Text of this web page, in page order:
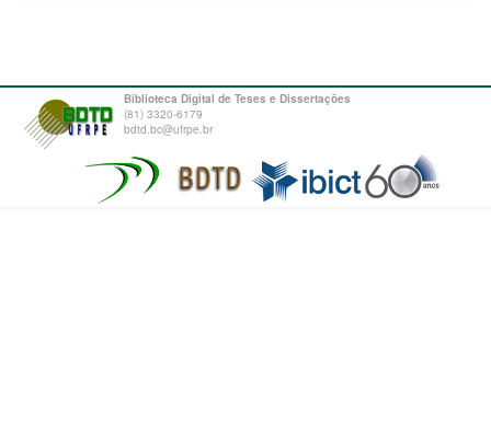
Biblioteca Digital de Teses e Dissertações
(81) 3320-6179
bdtd.bc@ufrpe.br